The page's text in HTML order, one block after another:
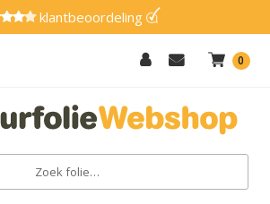
klantbeoordeling
0